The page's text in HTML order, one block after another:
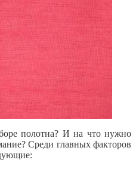
полотна? И на что нужно
Среди главных факторов